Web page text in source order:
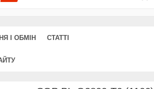
І ОБМІН СТАТТІ